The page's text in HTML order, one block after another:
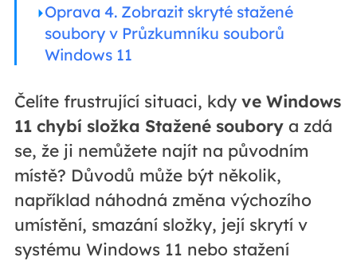
Oprava 4. Zobrazit skryté stažené
soubory v Průzkumníku souborů
Windows 11
Čelíte frustrující situaci, kdy ve Windows
11 chybí složka Stažené souborya zdá
se, že ji nemůžete najít na původním
místě? Důvodů může být několik,
například náhodná změna výchozího
umístění, smazání složky, její skrytí v
systému Windows 11 nebo stažení